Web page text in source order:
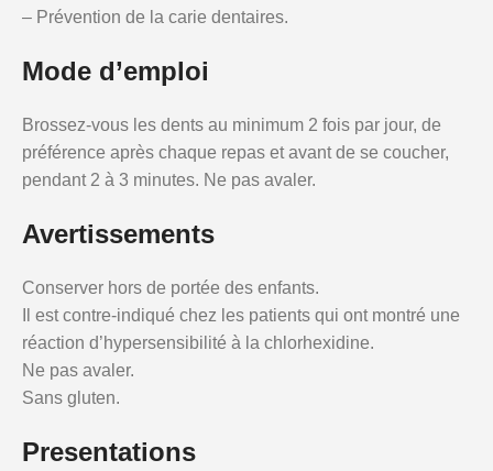
– Prévention de la carie dentaires.
Mode d’emploi
Brossez-vous les dents au minimum 2 fois par jour, de
préférence après chaque repas et avant de se coucher,
pendant 2 à 3 minutes. Ne pas avaler.
Avertissements
Conserver hors de portée des enfants.
Il est contre-indiqué chez les patients qui ont montré une
réaction d’hypersensibilité à la chlorhexidine.
Ne pas avaler.
Sans gluten.
Presentations